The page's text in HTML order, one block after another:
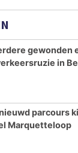
gewonden
in
parcours
Marquetteloop